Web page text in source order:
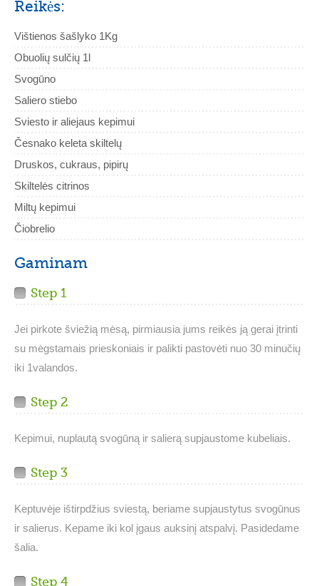
Reikės:
Vištienos šašlyko 1Kg
Obuolių sulčių 1l
Svogūno
Saliero stiebo
Sviesto ir aliejaus kepimui
Česnako keleta skiltelų
Druskos, cukraus, pipirų
Skiltelės citrinos
Miltų kepimui
Čiobrelio
Gaminam
Step 1
Jei pirkote šviežią mėsą, pirmiausia jums reikės ją gerai įtrinti
su mėgstamais prieskoniais ir palikti pastovėti nuo 30 minučių
iki 1valandos.
Step 2
Kepimui, nuplautą svogūną ir salierą supjaustome kubeliais.
Step 3
Keptuvėje ištirpdžius sviestą, beriame supjaustytus svogūnus
ir salierus. Kepame iki kol įgaus auksinį atspalvį. Pasidedame
šalia.
Step 4